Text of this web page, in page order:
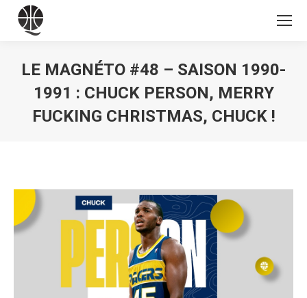
LE MAGNÉTO #48 – SAISON 1990-
1991 : CHUCK PERSON, MERRY
FUCKING CHRISTMAS, CHUCK !